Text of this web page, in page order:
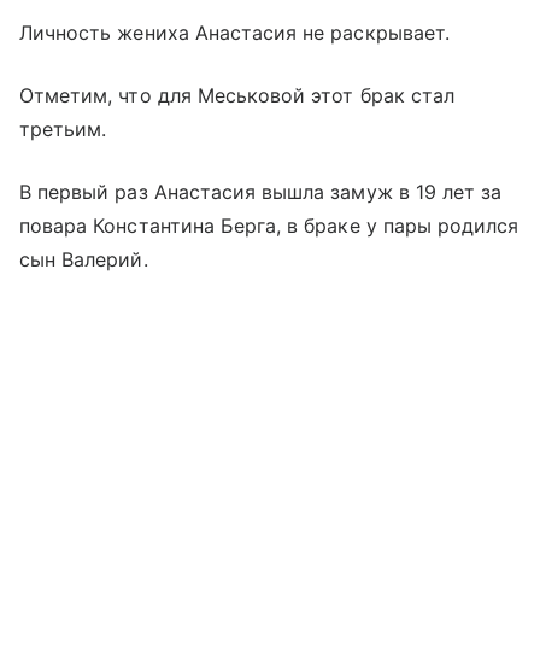
Личность жениха Анастасия не раскрывает.
Отметим, что для Меськовой этот брак стал
третьим.
В первый раз Анастасия вышла замуж в 19 лет за
повара Константина Берга, в браке у пары родился
сын Валерий.